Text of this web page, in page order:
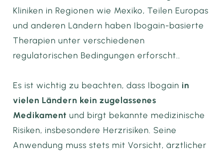
Kliniken in Regionen wie Mexiko, Teilen Europas
und anderen Ländern haben Ibogain-basierte
Therapien unter verschiedenen
regulatorischen Bedingungen erforscht..
Es ist wichtig zu beachten, dass Ibogain in
vielen Ländern kein zugelassenes
Medikament und birgt bekannte medizinische
Risiken, insbesondere Herzrisiken. Seine
Anwendung muss stets mit Vorsicht, ärztlicher